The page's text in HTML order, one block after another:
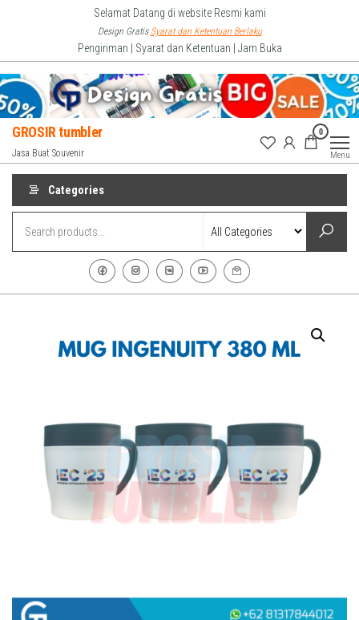
content
Selamat Datang di website Resmi kami
Design Gratis Syarat dan Ketentuan Berlaku
Pengiriman | Syarat dan Ketentuan | Jam Buka
GROSIR tumbler
Jasa Buat Souvenir
0
Menu
Categories